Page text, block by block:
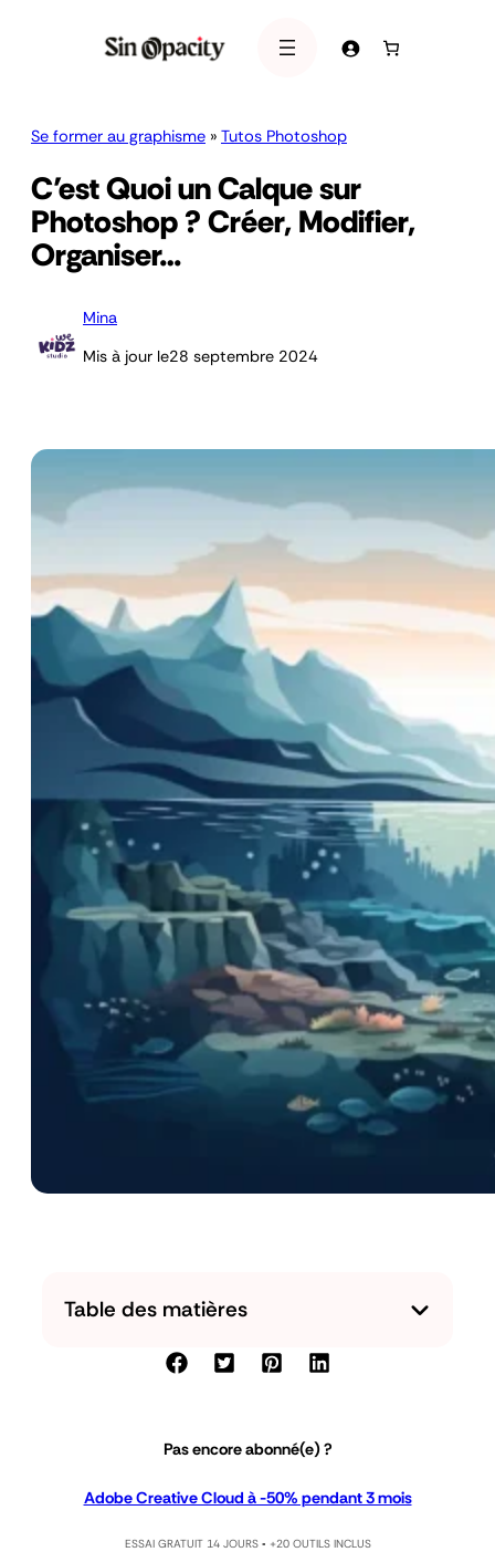
Se former au graphisme » Tutos Photoshop
C’est Quoi un Calque sur
Photoshop ? Créer, Modifier,
Organiser…
Mina
Mis à jour le28 septembre 2024
Table des matières
Pas encore abonné(e) ?
Adobe Creative Cloud à -50% pendant 3 mois
ESSAI GRATUIT 14 JOURS ▪️ +20 OUTILS INCLUS